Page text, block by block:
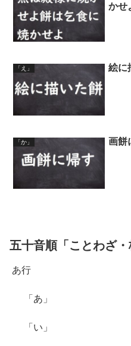
かせ
「え」 絵に
「か」 画餅
五十音順「ことわざ・
あ行
「あ」
「い」